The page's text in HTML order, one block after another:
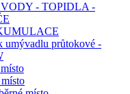
- TOPIDLA -
umývadlu průtokové -